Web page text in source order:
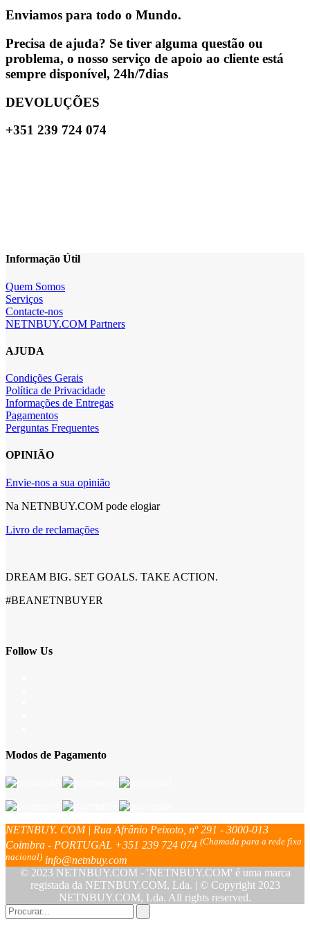
Enviamos para todo o Mundo.
Precisa de ajuda? Se tiver alguma questão ou
problema, o nosso serviço de apoio ao cliente está
sempre disponível, 24h/7dias
DEVOLUÇÕES
+351 239 724 074
Informação Útil
Quem Somos
Serviços
Contacte-nos
NETNBUY.COM Partners
AJUDA
Condições Gerais
Política de Privacidade
Informações de Entregas
Pagamentos
Perguntas Frequentes
OPINIÃO
Envie-nos a sua opinião
Na NETNBUY.COM pode elogiar
Livro de reclamações
DREAM BIG. SET GOALS. TAKE ACTION.
#BEANETNBUYER
Follow Us
Modos de Pagamento
NETNBUY. COM | Rua Afrânio Peixoto, nº 291 - 3000-013
Coimbra - PORTUGAL +351 239 724 074 (Chamada para a rede fixa
nacional) info@netnbuy.com
© 2023 NETNBUY.COM - 'NETNBUY.COM' é uma marca
registada da NETNBUY.COM, Lda. | © Copyright 2023
NETNBUY.COM, Lda. All rights reserved.